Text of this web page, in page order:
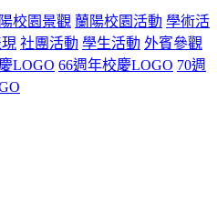
校園景觀 蘭陽校園活動 學術活
社團活動 學生活動 外賓參觀
LOGO 66週年校慶LOGO 70週